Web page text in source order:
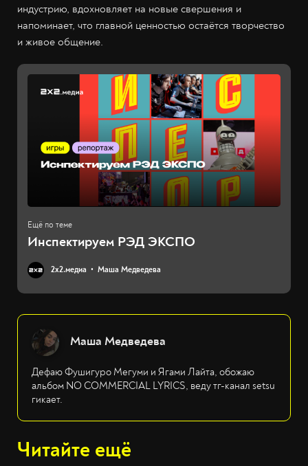
индустрию, вдохновляет на новые свершения и
напоминает, что главной ценностью остаётся творчество
и живое общение.
Инспектируем РЭД ЭКСПО
2х2.медиа Маша Медведева
Маша Медведева
Дефаю Фушигуро Мегуми и Ягами Лайта, обожаю
альбом NO COMMERCIAL LYRICS, веду тг-канал setsu
гикает.
Читайте ещё